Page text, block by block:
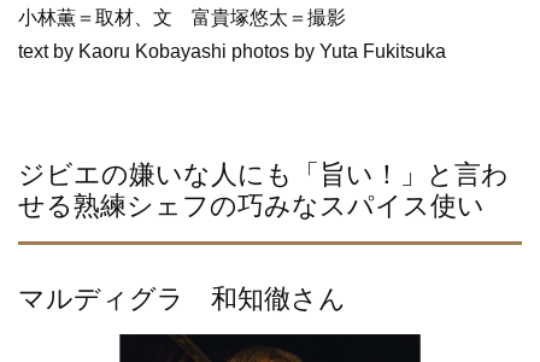
小林薫＝取材、文 富貴塚悠太＝撮影
text by Kaoru Kobayashi photos by Yuta Fukitsuka
ジビエの嫌いな人にも「旨い！」と言わ
せる熟練シェフの巧みなスパイス使い
マルディグラ 和知徹さん